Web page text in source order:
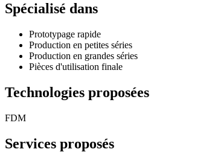
Spécialisé dans
Prototypage rapide
Production en petites séries
Production en grandes séries
Pièces d'utilisation finale
Technologies proposées
FDM
Services proposés